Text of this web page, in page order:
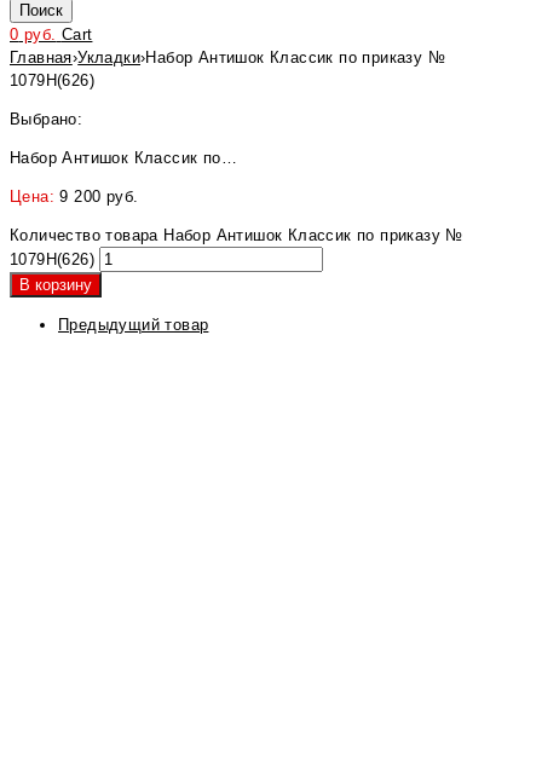
Поиск
0 руб. Cart
Главная›Укладки›Набор Антишок Классик по приказу №
1079Н(626)
Выбрано:
Набор Антишок Классик по…
Цена:9 200 руб.
Количество товара Набор Антишок Классик по приказу №
1079Н(626)
В корзину
Предыдущий товар